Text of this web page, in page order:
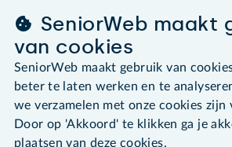
SeniorWeb maakt
van cookies
SeniorWeb maakt gebruik van
beter te laten werken en te
we verzamelen met onze cookies zijn
Door op 'Akkoord' te klikken ga je
plaatsen van deze cookies.